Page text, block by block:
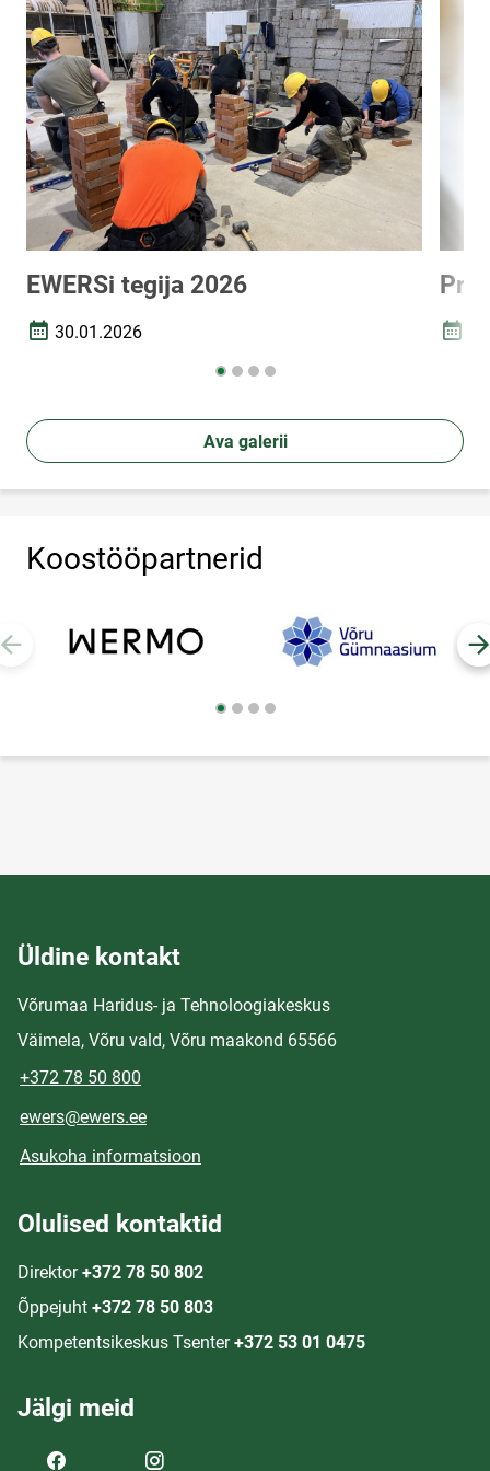
EWERSi tegija 2026
Loomise kuupäev
30.01.2026
Ava galerii
Koostööpartnerid
Üldine kontakt
Võrumaa Haridus- ja Tehnoloogiakeskus
Väimela, Võru vald, Võru maakond 65566
+372 78 50 800
ewers@ewers.ee
Asukoha informatsioon
Olulised kontaktid
Direktor +372 78 50 802
Õppejuht +372 78 50 803
Kompetentsikeskus Tsenter +372 53 01 0475
Jälgi meid